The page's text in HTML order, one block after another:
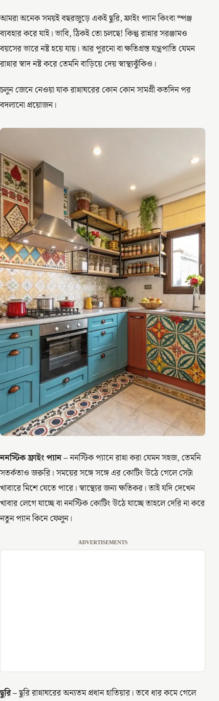
আমরা অনেক সময়ই বছরজুড়ে একই ছুরি, ফ্রাইং প্যান কিংবা স্পঞ্জ
ব্যবহার করে যাই। ভাবি, ঠিকই তো চলছে! কিন্তু রান্নার সরঞ্জামও
বয়সের ভারে নষ্ট হয়ে যায়। আর পুরনো বা ক্ষতিগ্রস্ত যন্ত্রপাতি যেমন
রান্নার স্বাদ নষ্ট করে তেমনি বাড়িয়ে দেয় স্বাস্থ্যঝুঁকিও।
চলুন জেনে নেওয়া যাক রান্নাঘরের কোন কোন সামগ্রী কতদিন পর
বদলানো প্রয়োজন।
ননস্টিক ফ্রাইং প্যান –ননস্টিক প্যানে রান্না করা যেমন সহজ, তেমনি
সতর্কতাও জরুরি। সময়ের সঙ্গে সঙ্গে এর কোটিং উঠে গেলে সেটা
খাবারে মিশে যেতে পারে। স্বাস্থ্যের জন্য ক্ষতিকর। তাই যদি দেখেন
খাবার লেগে যাচ্ছে বা ননস্টিক কোটিং উঠে যাচ্ছে তাহলে দেরি না করে
নতুন প্যান কিনে ফেলুন।
ADVERTISEMENTS
ছুরি –ছুরি রান্নাঘরের অন্যতম প্রধান হাতিয়ার। তবে ধার কমে গেলে